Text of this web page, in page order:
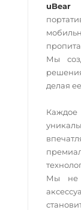
Мы
делая
Каждое
Мы не